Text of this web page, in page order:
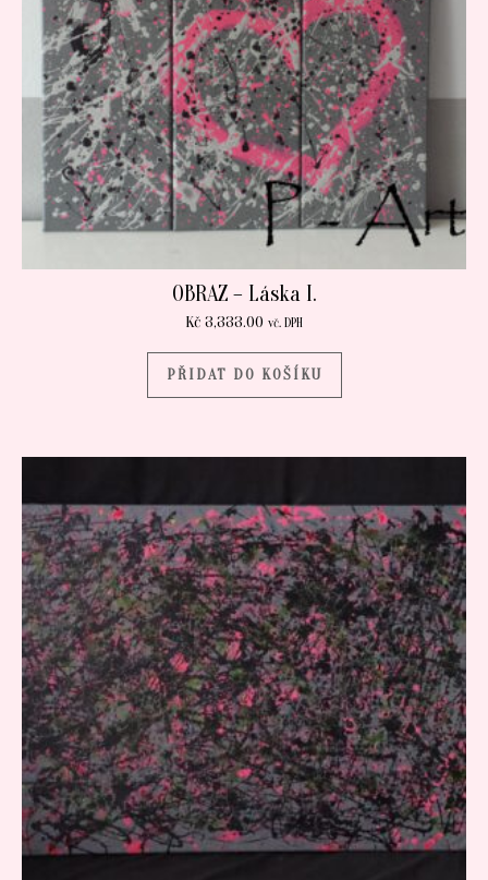
OBRAZ – Láska I.
Kč 3,333.00 vč. DPH
PŘIDAT DO KOŠÍKU